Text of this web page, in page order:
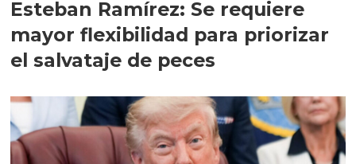
Esteban Ramírez: Se requiere
mayor flexibilidad para priorizar
el salvataje de peces